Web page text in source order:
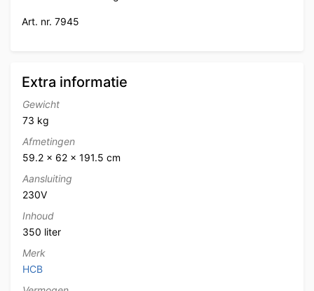
Art. nr. 7945
Extra informatie
Gewicht
73 kg
Afmetingen
59.2 × 62 × 191.5 cm
Aansluiting
230V
Inhoud
350 liter
Merk
HCB